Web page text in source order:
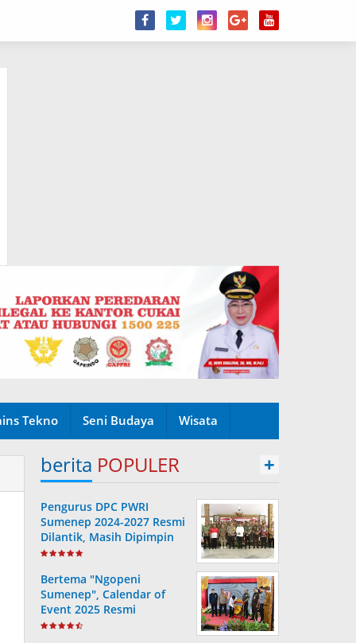
Tekno Seni Budaya Wisata
berita POPULER +
Pengurus DPC PWRI
Sumenep 2024-2027 Resmi
Dilantik, Masih Dipimpin
Rusydiyono
Bertema "Ngopeni
Sumenep", Calendar of
Event 2025 Resmi
Diluncurkan